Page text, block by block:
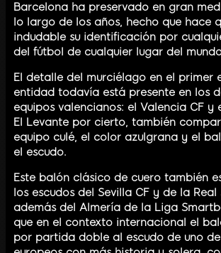
Barcelona ha preservado en gran
lo largo de los años, hecho que hace
indudable su identificación por
del fútbol de cualquier lugar del
El detalle del murciélago en el primer
entidad todavía está presente en los
equipos valencianos: el Valencia CF y
El Levante por cierto, también
equipo culé, el color azulgrana y el
el escudo.
Este balón clásico de cuero también
los escudos del Sevilla CF y de la Real
además del Almería de la Liga
que en el contexto internacional el
por partida doble al escudo de uno